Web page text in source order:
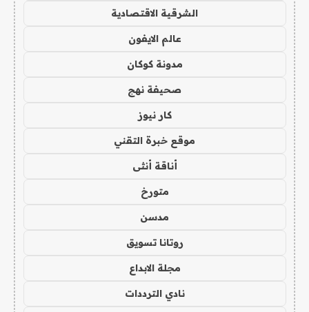
الشرقية الاقتصادية
عالم الايفون
مدونة كوكان
صحيفة نهج
كار نيوز
موقع خبرة التقني
أناقة أنثى
متورخ
مدسن
روتانا تسويق
مجلة الابداع
نادي الترددات